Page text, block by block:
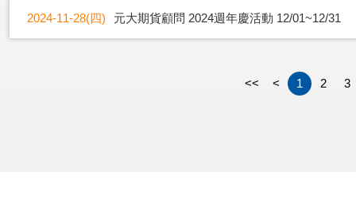
2024-11-28(四) 元大期貨顧問 2024週年慶活動 12/01~12/31
<< < 1 2 3